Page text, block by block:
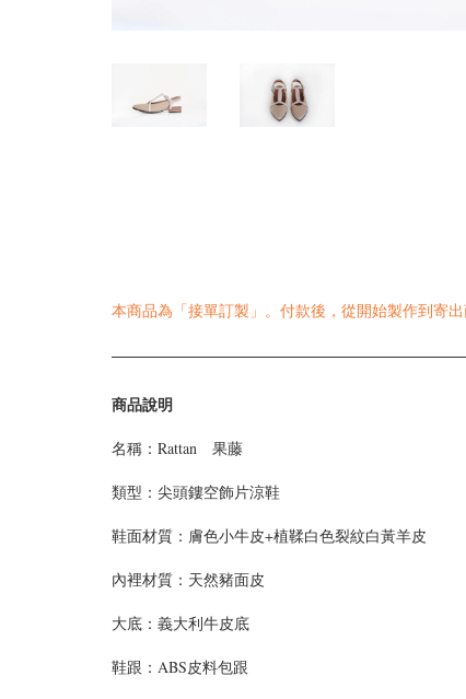
本商品為「接單訂製」。付款後，從開始製作到寄
商品說明
名稱：Rattan 果藤
類型：尖頭鏤空飾片涼鞋
鞋面材質：膚色小牛皮+植鞣白色裂紋白黃羊皮
內裡材質：天然豬面皮
大底：義大利牛皮底
鞋跟：ABS皮料包跟